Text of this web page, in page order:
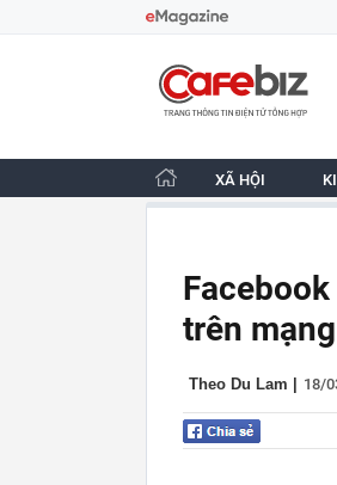
CafeBiz - Trang chủ
XÃ HỘI
trên
Theo Du Lam 18/